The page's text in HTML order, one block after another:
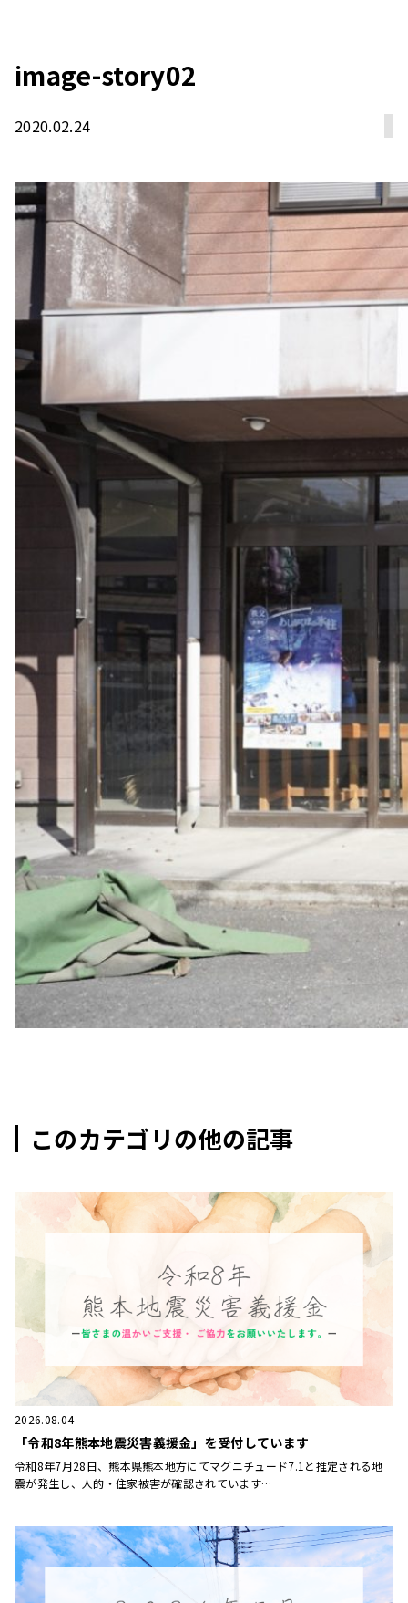
image-story02
2020.02.24
このカテゴリの他の記事
2026.08.04
「令和8年熊本地震災害義援金」を受付しています
令和8年7月28日、熊本県熊本地方にてマグニチュード7.1と推定される地
震が発生し、人的・住家被害が確認されています…